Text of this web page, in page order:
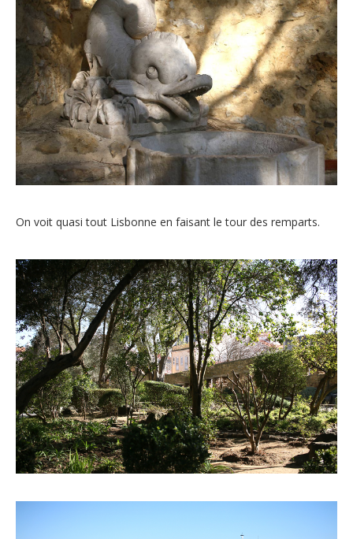
On voit quasi tout Lisbonne en faisant le tour des remparts.